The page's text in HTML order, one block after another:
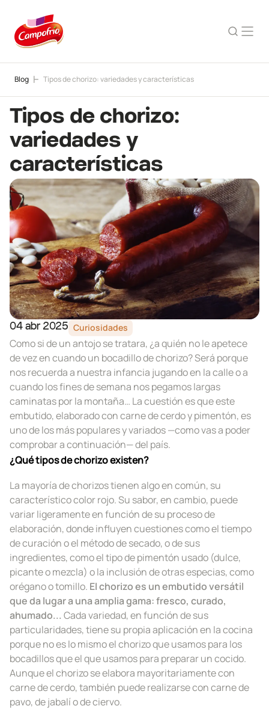
Blog Tipos de chorizo: variedades y características
Tipos de chorizo:
variedades y
características
04 abr 2025 Curiosidades
Como si de un antojo se tratara, ¿a quién no le apetece
de vez en cuando un bocadillo de chorizo? Será porque
nos recuerda a nuestra infancia jugando en la calle o a
cuando los fines de semana nos pegamos largas
caminatas por la montaña… La cuestión es que este
embutido, elaborado con carne de cerdo y pimentón, es
uno de los más populares y variados —como vas a poder
comprobar a continuación— del país.
¿Qué tipos de chorizo existen?
La mayoría de chorizos tienen algo en común, su
característico color rojo. Su sabor, en cambio, puede
variar ligeramente en función de su proceso de
elaboración, donde influyen cuestiones como el tiempo
de curación o el método de secado, o de sus
ingredientes, como el tipo de pimentón usado (dulce,
picante o mezcla) o la inclusión de otras especias, como
orégano o tomillo. El chorizo es un embutido versátil
que da lugar a una amplia gama: fresco, curado,
ahumado... Cada variedad, en función de sus
particularidades, tiene su propia aplicación en la cocina
porque no es lo mismo el chorizo que usamos para los
bocadillos que el que usamos para preparar un cocido.
Aunque el chorizo se elabora mayoritariamente con
carne de cerdo, también puede realizarse con carne de
pavo, de jabalí o de ciervo.